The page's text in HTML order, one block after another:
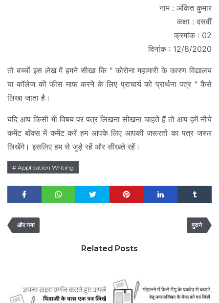
नाम : अंकित कुमार
कक्षा : दसवीं
क्रमांक : 02
दिनांक : 12/8/2020
तो बच्चों इस लेख में हमने सीखा कि " कोरोना महामारी के कारण विद्यालय
या कॉलेज की फीस माफ करने के लिए प्राचार्य को प्रार्थना पत्र " कैसे
लिखा जाता है।
यदि आप किसी भी विषय पर पत्र लिखना सीखना चाहते हैं तो आप हमें नीचे
कमेंट बॉक्स में कमेंट करें हम आपके लिए आपकी जरूरतों का पत्र जरूर
लिखेंगे। इसलिए हम से जुड़े रहें और सीखते रहें।
Application Writing
और नया पुराने
Related Posts